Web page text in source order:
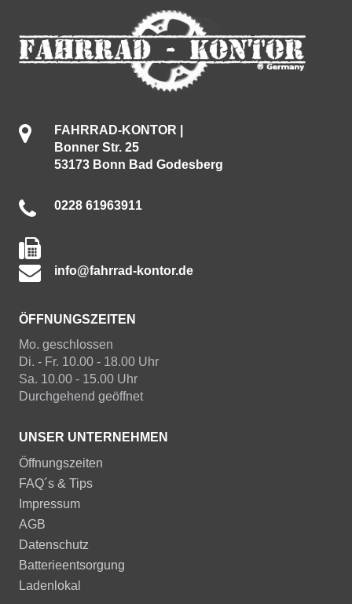
FAHRRAD-KONTOR |
Bonner Str. 25
53173 Bonn Bad Godesberg
0228 61963911
info@fahrrad-kontor.de
ÖFFNUNGSZEITEN
Mo. geschlossen
Di. - Fr. 10.00 - 18.00 Uhr
Sa. 10.00 - 15.00 Uhr
Durchgehend geöffnet
UNSER UNTERNEHMEN
Öffnungszeiten
FAQ´s & Tips
Impressum
AGB
Datenschutz
Batterieentsorgung
Ladenlokal